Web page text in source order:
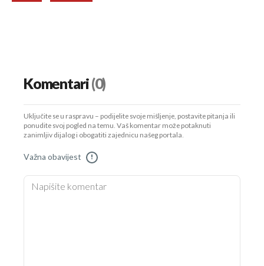
Komentari(0)
Uključite se u raspravu – podijelite svoje mišljenje, postavite pitanja ili
ponudite svoj pogled na temu. Vaš komentar može potaknuti
zanimljiv dijalog i obogatiti zajednicu našeg portala.
Važna obavijest !